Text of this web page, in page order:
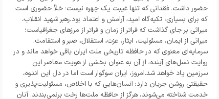
حضور داشت. فقدانی که تنها غیبت یک چهره نیست؛ خلأ حضوری است
که برای بسیاری، تکیه‌گاه امید، آرامش و اعتماد بود.رهبر شهید انقلاب،
میراثی بر جای گذاشت که فراتر از زمان و فراتر از مرزهای جغرافیاست؛
میراثی از ایمان، مسئولیت، ایثار، عزت، استقلال، صبر و استقامت.
سرمایه‌ای معنوی که در حافظه تاریخی ملت ایران باقی خواهد ماند و در
روایت نسل‌های آینده، از آن به عنوان بخشی از هویت معاصر این
سرزمین یاد خواهد شد.امروز، ایران سوگوار است اما در دل این اندوه،
حقیقتی روشن جریان دارد: انسان‌هایی که با اخلاص، مسئولیت‌پذیری و
خدمت شناخته می‌شوند، هرگز از حافظه ملت‌ها رخت برنمی‌بندند. آنان